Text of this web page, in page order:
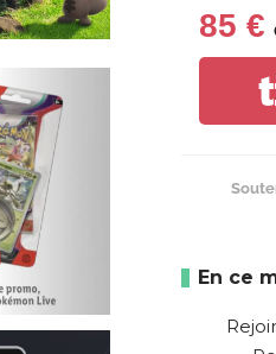
85 €
En ce